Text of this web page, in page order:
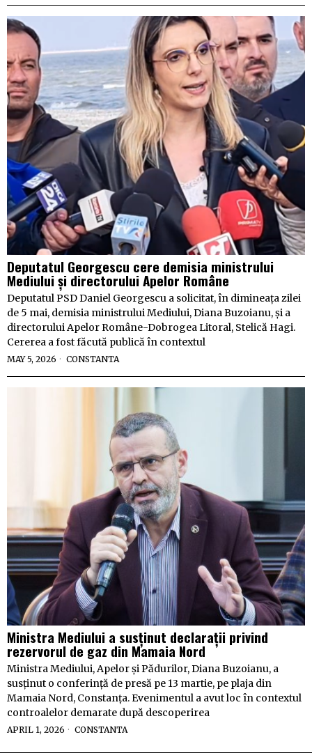
Deputatul Georgescu cere demisia ministrului
Mediului și directorului Apelor Române
Deputatul PSD Daniel Georgescu a solicitat, în dimineața zilei
de 5 mai, demisia ministrului Mediului, Diana Buzoianu, și a
directorului Apelor Române-Dobrogea Litoral, Stelică Hagi.
Cererea a fost făcută publică în contextul
MAY 5, 2026 CONSTANTA
Ministra Mediului a susținut declarații privind
rezervorul de gaz din Mamaia Nord
Ministra Mediului, Apelor și Pădurilor, Diana Buzoianu, a
susținut o conferință de presă pe 13 martie, pe plaja din
Mamaia Nord, Constanța. Evenimentul a avut loc în contextul
controalelor demarate după descoperirea
APRIL 1, 2026 CONSTANTA